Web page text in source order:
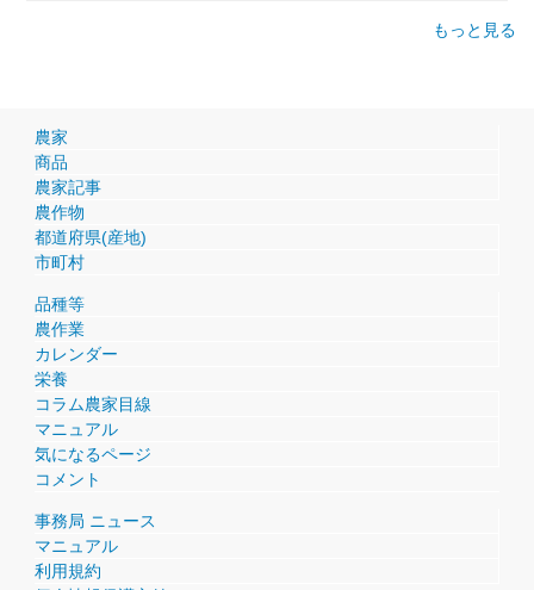
もっと見る
農家
商品
農家記事
農作物
都道府県(産地)
市町村
品種等
農作業
カレンダー
栄養
コラム農家目線
マニュアル
気になるページ
コメント
事務局 ニュース
マニュアル
利用規約